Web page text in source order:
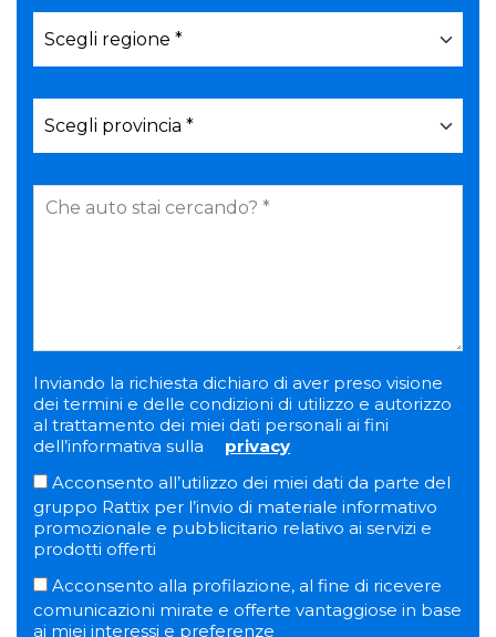
Inviando la richiesta dichiaro di aver preso visione
dei termini e delle condizioni di utilizzo e autorizzo
al trattamento dei miei dati personali ai fini
dell’informativa sulla
privacy
Acconsento all’utilizzo dei miei dati da parte del
gruppo Rattix per l’invio di materiale informativo
promozionale e pubblicitario relativo ai servizi e
prodotti offerti
Acconsento alla profilazione, al fine di ricevere
comunicazioni mirate e offerte vantaggiose in base
ai miei interessi e preferenze